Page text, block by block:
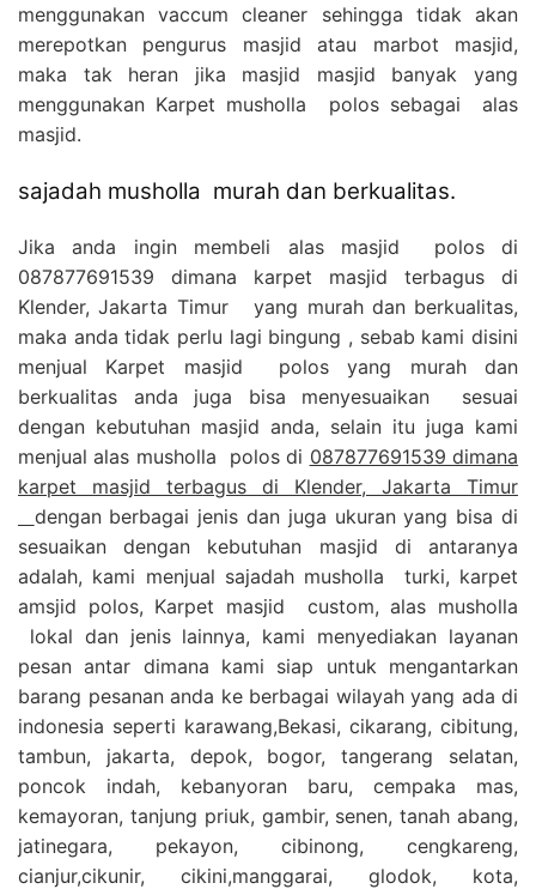
menggunakan vaccum cleaner sehingga tidak akan
merepotkan pengurus masjid atau marbot masjid,
maka tak heran jika masjid masjid banyak yang
menggunakan Karpet musholla polos sebagai alas
masjid.
sajadah musholla murah dan berkualitas.
Jika anda ingin membeli alas masjid polos di
087877691539 dimana karpet masjid terbagus di
Klender, Jakarta Timur yang murah dan berkualitas,
maka anda tidak perlu lagi bingung , sebab kami disini
menjual Karpet masjid polos yang murah dan
berkualitas anda juga bisa menyesuaikan sesuai
dengan kebutuhan masjid anda, selain itu juga kami
menjual alas musholla polos di 087877691539 dimana
karpet masjid terbagus di Klender, Jakarta Timur
dengan berbagai jenis dan juga ukuran yang bisa di
sesuaikan dengan kebutuhan masjid di antaranya
adalah, kami menjual sajadah musholla turki, karpet
amsjid polos, Karpet masjid custom, alas musholla
lokal dan jenis lainnya, kami menyediakan layanan
pesan antar dimana kami siap untuk mengantarkan
barang pesanan anda ke berbagai wilayah yang ada di
indonesia seperti karawang,Bekasi, cikarang, cibitung,
tambun, jakarta, depok, bogor, tangerang selatan,
poncok indah, kebanyoran baru, cempaka mas,
kemayoran, tanjung priuk, gambir, senen, tanah abang,
jatinegara, pekayon, cibinong, cengkareng,
cianjur,cikunir, cikini,manggarai, glodok, kota,